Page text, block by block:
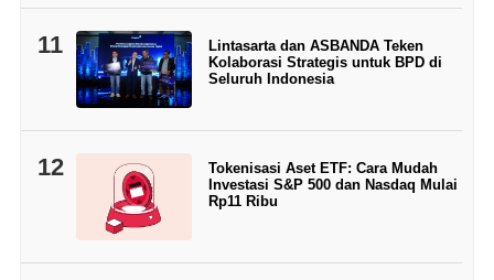
11
Lintasarta dan ASBANDA Teken
Kolaborasi Strategis untuk BPD di
Seluruh Indonesia
12
Tokenisasi Aset ETF: Cara Mudah
Investasi S&P 500 dan Nasdaq Mulai
Rp11 Ribu